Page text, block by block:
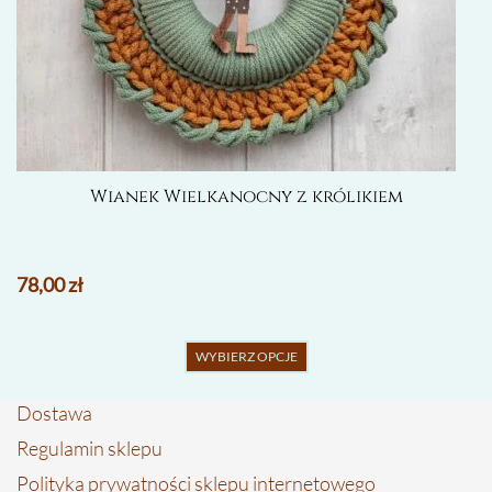
Wianek Wielkanocny z królikiem
78,00zł
WYBIERZ OPCJE
Ten
można
Dostawa
Regulamin sklepu
Polityka prywatności sklepu internetowego